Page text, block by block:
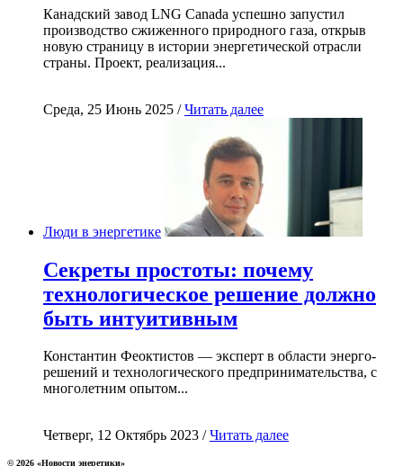
Канадский завод LNG Canada успешно запустил
производство сжиженного природного газа, открыв
новую страницу в истории энергетической отрасли
страны. Проект, реализация...
Среда, 25 Июнь 2025 /Читать далее
Люди в энергетике
Секреты простоты: почему
технологическое решение должно
быть интуитивным
Константин Феоктистов — эксперт в области энерго-
решений и технологического предпринимательства, с
многолетним опытом...
Четверг, 12 Октябрь 2023 /Читать далее
© 2026 «Новости энеретики»